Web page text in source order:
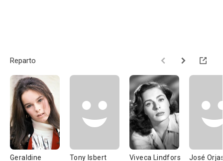
Reparto
Geraldine Tony Isbert Viveca Lindfors José